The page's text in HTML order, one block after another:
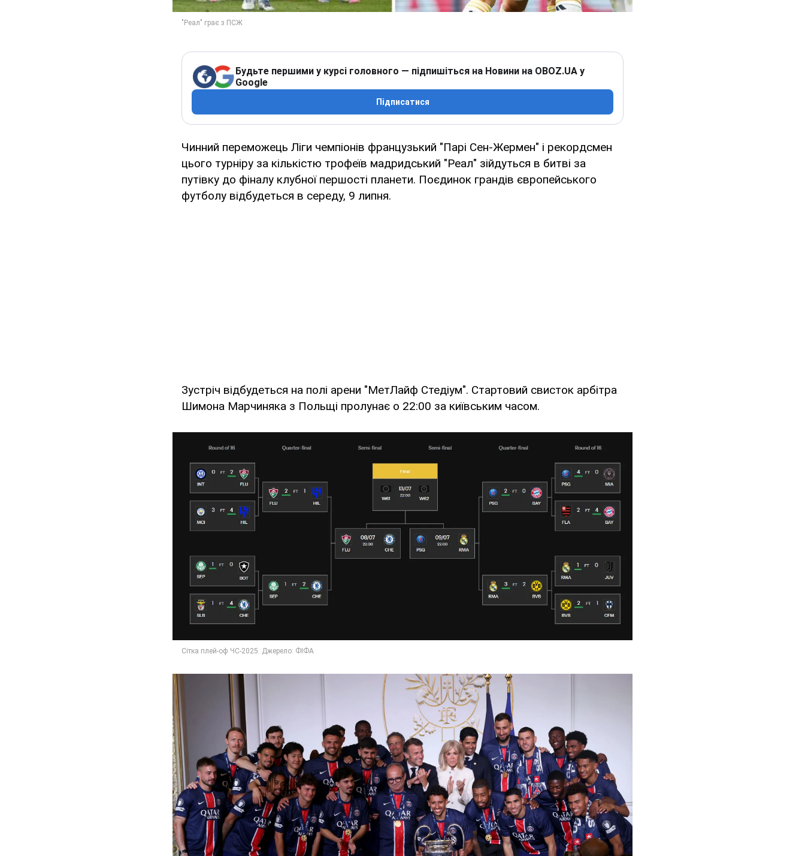
Будьте першими у курсі головного — підпишіться на Новини на OBOZ.UA у
Google
Підписатися
Чинний переможець Ліги чемпіонів французький "Парі Сен-Жермен" і рекордсмен
цього турніру за кількістю трофеїв мадридський "Реал" зійдуться в битві за
путівку до фіналу клубної першості планети. Поєдинок грандів європейського
футболу відбудеться в середу, 9 липня.
Зустріч відбудеться на полі арени "МетЛайф Стедіум". Стартовий свисток арбітра
Шимона Марчиняка з Польщі пролунає о 22:00 за київським часом.